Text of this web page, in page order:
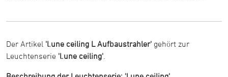
Der Artikel 'l.une ceiling L Aufbaustrahler' gehört zur
Leuchtenserie 'l.une ceiling'